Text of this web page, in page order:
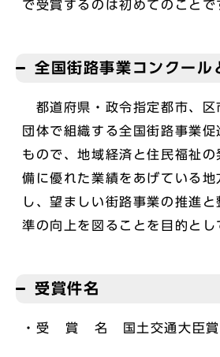
で受賞するのは初めてのことで
全国街路事業コンクール
都道府県・政令指定都市、
団体で組織する全国街路事業促
もので、地域経済と住民福祉
備に優れた業績をあげている
し、望ましい街路事業の推進
準の向上を図ることを目的とし
受賞件名
・受 賞 名 国土交通大臣賞